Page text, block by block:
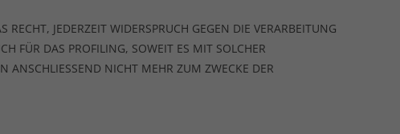
JEDERZEIT WIDERSPRUCH GEGEN DIE VERARBEITUNG
FÜR DAS PROFILING, SOWEIT ES MIT SOLCHER
ANSCHLIESSEND NICHT MEHR ZUM ZWECKE DER